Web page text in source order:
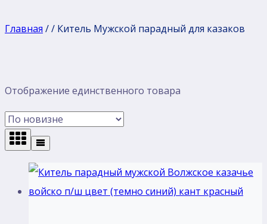
Главная // Китель Мужской парадный для казаков
Отображение единственного товара